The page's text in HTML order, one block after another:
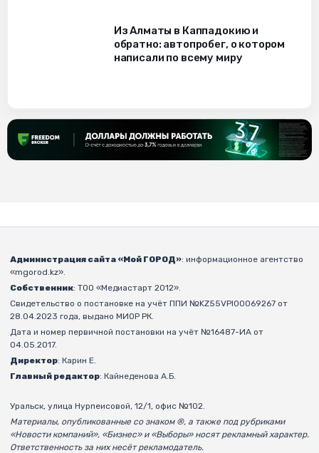
Из Алматы в Каппадокию и
обратно: автопробег, о котором
написали по всему миру
Администрация сайта «Мой ГОРОД»: информационное агентство
«mgorod.kz».
Собственник: ТОО «Медиастарт 2012».
Свидетельство о постановке на учёт ППИ №KZ55VPI00069267 от
28.04.2023 года, выдано МИОР РК.
Дата и номер первичной постановки на учёт №16487-ИА от
04.05.2017.
Директор: Карин Е.
Главный редактор: Кайнеденова А.Б.
Уральск, улица Нурпеисовой, 12/1, офис №102.
Материалы, опубликованные со знаком ®, а также под рубриками
«Новости компаний», «Бизнес» и «Выборы» носят рекламный характер.
Ответственность за них несёт рекламодатель.